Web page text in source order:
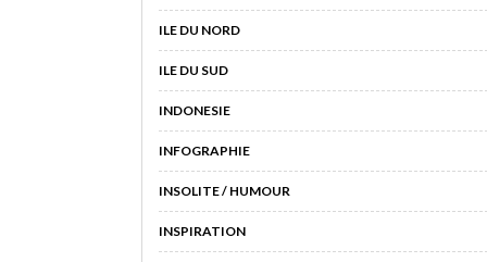
ILE DU NORD
ILE DU SUD
INDONESIE
INFOGRAPHIE
INSOLITE / HUMOUR
INSPIRATION